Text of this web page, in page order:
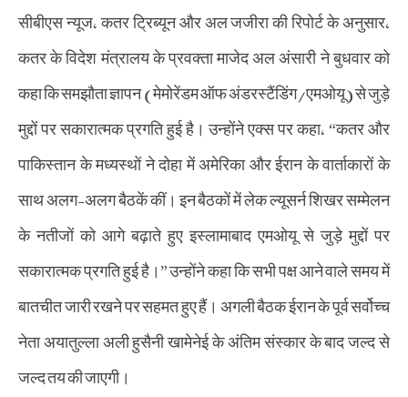
सीबीएस न्यूज, कतर ट्रिब्यून और अल जजीरा की रिपोर्ट के अनुसार,
कतर के विदेश मंत्रालय के प्रवक्ता माजेद अल अंसारी ने बुधवार को
कहा कि समझौता ज्ञापन (मेमोरेंडम ऑफ अंडरस्टैंडिंग/एमओयू) से जुड़े
मुद्दों पर सकारात्मक प्रगति हुई है। उन्होंने एक्स पर कहा, “कतर और
पाकिस्तान के मध्यस्थों ने दोहा में अमेरिका और ईरान के वार्ताकारों के
साथ अलग-अलग बैठकें कीं। इन बैठकों में लेक ल्यूसर्न शिखर सम्मेलन
के नतीजों को आगे बढ़ाते हुए इस्लामाबाद एमओयू से जुड़े मुद्दों पर
सकारात्मक प्रगति हुई है।” उन्होंने कहा कि सभी पक्ष आने वाले समय में
बातचीत जारी रखने पर सहमत हुए हैं। अगली बैठक ईरान के पूर्व सर्वोच्च
नेता अयातुल्ला अली हुसैनी खामेनेई के अंतिम संस्कार के बाद जल्द से
जल्द तय की जाएगी।